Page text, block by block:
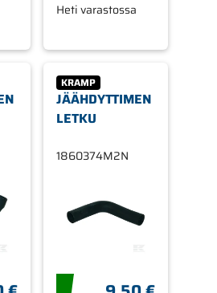
Heti varastossa
KRAMP
JÄÄHDYTTIMEN
LETKU
1860374M2N